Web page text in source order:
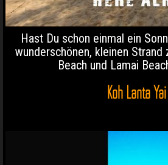
Hast Du schon einmal ein
wunderschönen, kleinen Strand
Beach und Lamai
Koh Lanta Yai